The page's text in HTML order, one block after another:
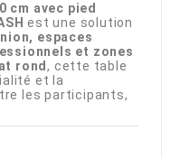
cm avec pied
est une solution
espaces
et zones
rond, cette table
et la
les participants,